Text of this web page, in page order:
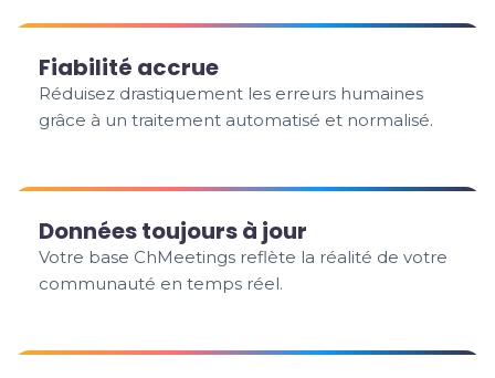
Fiabilité accrue
Réduisez drastiquement les erreurs humaines
grâce à un traitement automatisé et normalisé.
Données toujours à jour
Votre base ChMeetings reflète la réalité de votre
communauté en temps réel.